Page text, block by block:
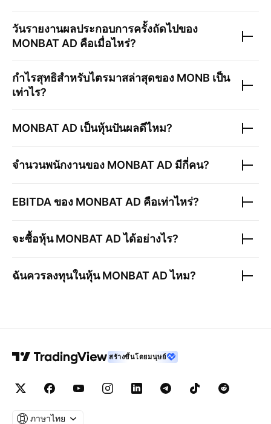
วันรายงานผลประกอบการครั้งถัดไปของ
MONBAT AD คือเมื่อไหร่?
กำไรสุทธิสำหรับไตรมาสล่าสุดของ MONB เป็น
เท่าไร?
MONBAT AD เป็นหุ้นปันผลดีไหม?
จำนวนพนักงานของ MONBAT AD มีกี่คน?
EBITDA ของ MONBAT AD คือเท่าไหร่?
จะซื้อหุ้นMONBAT ADได้อย่างไร?
ฉันควรลงทุนในหุ้นMONBAT ADไหม?
สร้างขึ้นโดยมนุษย์
ภาษาไทย